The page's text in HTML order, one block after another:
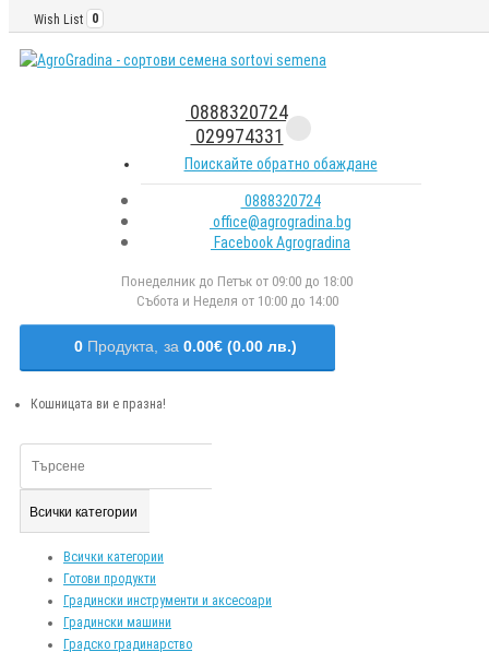
Wish List 0
0888320724
029974331
Поискайте обратно обаждане
0888320724
office@agrogradina.bg
Facebook Agrogradina
Понеделник до Петък от 09:00 до 18:00
Събота и Неделя от 10:00 до 14:00
0 Продукта, за 0.00€ (0.00 лв.)
Кошницата ви е празна!
Всички категории
Всички категории
Готови продукти
Градински инструменти и аксесоари
Градински машини
Градско градинарство